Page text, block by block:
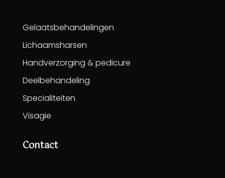
Gelaatsbehandelingen
Lichaamsharsen
Handverzorging & pedicure
Deelbehandeling
Specialiteiten
Visagie
Contact